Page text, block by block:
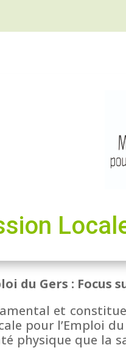
du Gers : Focus
et
pour l’Emploi
physique que la